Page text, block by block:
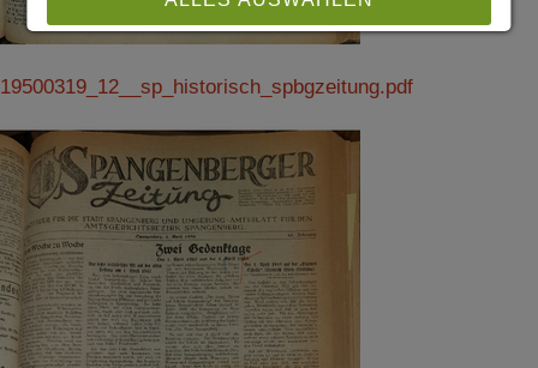
19500319_12__sp_historisch_spbgzeitung.pdf
Details anzeigen
Impressum | Datenschutz